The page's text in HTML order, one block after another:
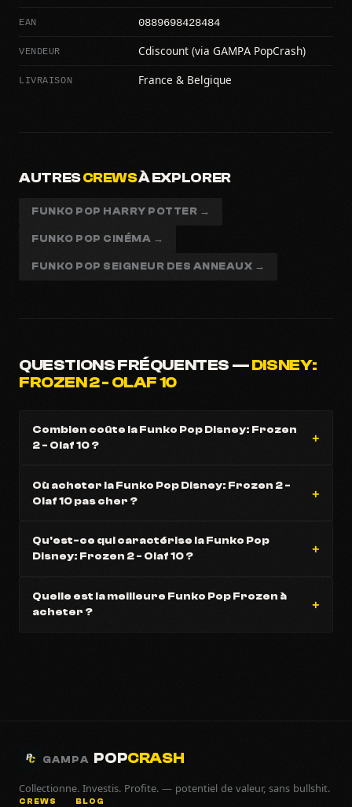
EAN 0889698428484
VENDEUR Cdiscount (via GAMPA PopCrash)
LIVRAISON France & Belgique
AUTRESCREWSÀ EXPLORER
FUNKO POP HARRY POTTER →
FUNKO POP CINÉMA →
FUNKO POP SEIGNEUR DES ANNEAUX →
QUESTIONS FRÉQUENTES —DISNEY:
FROZEN 2 - OLAF 10
Combien coûte la Funko Pop Disney: Frozen
2 - Olaf 10 ?
Où acheter la Funko Pop Disney: Frozen 2 -
Olaf 10 pas cher ?
Qu'est-ce qui caractérise la Funko Pop
Disney: Frozen 2 - Olaf 10 ?
Quelle est la meilleure Funko Pop Frozen à
acheter ?
GAMPA POPCRASH
Collectionne. Investis. Profite. — potentiel de valeur, sans bullshit.
CREWS BLOG